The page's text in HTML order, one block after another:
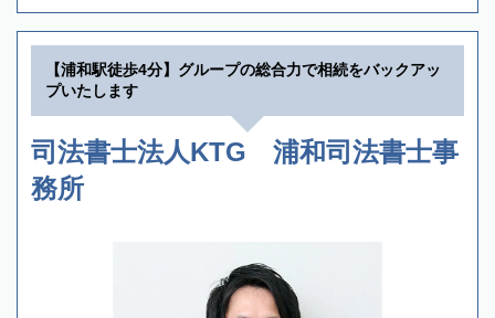
【浦和駅徒歩4分】グループの総合力で相続をバックアッ
プいたします
司法書士法人KTG 浦和司法書士事
務所